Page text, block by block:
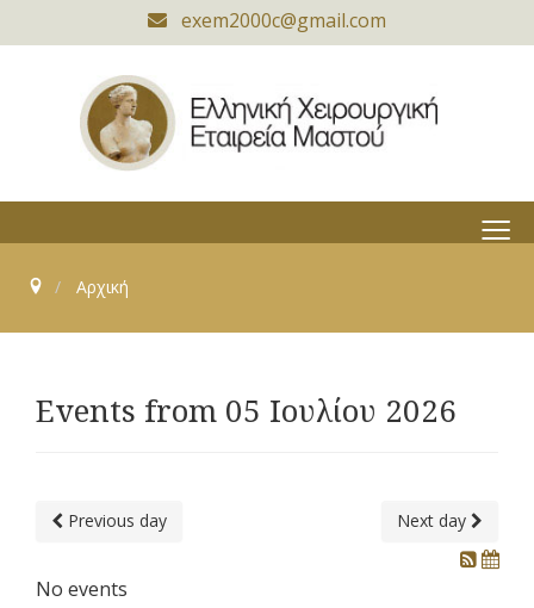
exem2000c@gmail.com
≡
Αρχική
Events from 05 Ιουλίου 2026
Previous day Next day
No events